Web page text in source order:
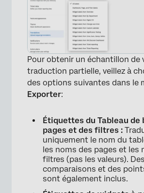
Pour obtenir un échantillon de
traduction partielle, veillez à
des options suivantes dans le
Exporter:
Étiquettes du Tableau de
pages et des filtres :
uniquement le nom du
les noms des pages et les
filtres (pas les valeurs). Des
comparaisons et des
sont également inclus.